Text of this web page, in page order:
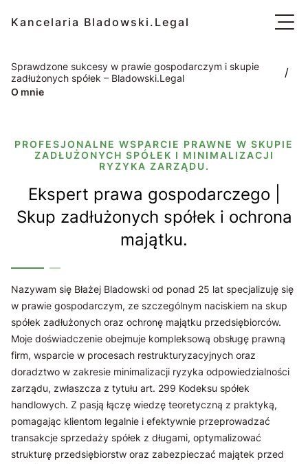
Kancelaria Bladowski.Legal
Sprawdzone sukcesy w prawie gospodarczym i skupie
zadłużonych spółek – Bladowski.Legal
/
O mnie
PROFESJONALNE WSPARCIE PRAWNE W SKUPIE
ZADŁUŻONYCH SPÓŁEK I MINIMALIZACJI
RYZYKA ZARZĄDU.
Ekspert prawa gospodarczego |
Skup zadłużonych spółek i ochrona
majątku.
Nazywam się Błażej Bladowski od ponad 25 lat specjalizuję się
w prawie gospodarczym, ze szczególnym naciskiem na skup
spółek zadłużonych oraz ochronę majątku przedsiębiorców.
Moje doświadczenie obejmuje kompleksową obsługę prawną
firm, wsparcie w procesach restrukturyzacyjnych oraz
doradztwo w zakresie minimalizacji ryzyka odpowiedzialności
zarządu, zwłaszcza z tytułu art. 299 Kodeksu spółek
handlowych. Z pasją łączę wiedzę teoretyczną z praktyką,
pomagając klientom legalnie i efektywnie przeprowadzać
transakcje sprzedaży spółek z długami, optymalizować
strukturę przedsiębiorstw oraz zabezpieczać majątek przed